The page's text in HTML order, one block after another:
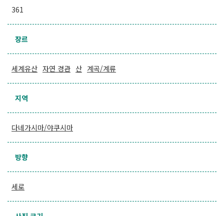
361
장르
세계유산 자연 경관 산 계곡/계류
지역
다네가시마/야쿠시마
방향
세로